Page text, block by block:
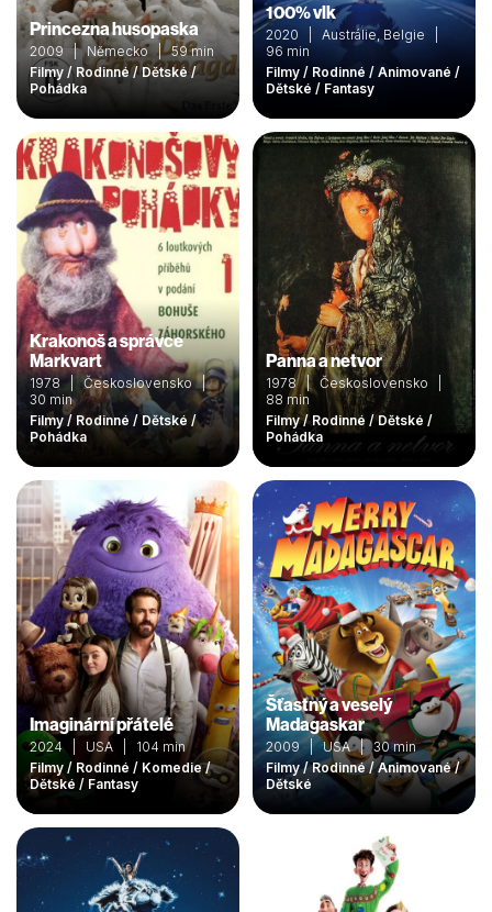
Princezna husopaska
2009 | Německo | 59 min
Filmy / Rodinné / Dětské /
Pohádka
100% vlk
2020 | Austrálie, Belgie |
96 min
Filmy / Rodinné / Animované /
Dětské / Fantasy
Krakonoš a správce
Markvart
1978 | Československo |
30 min
Filmy / Rodinné / Dětské /
Pohádka
Panna a netvor
1978 | Československo |
88 min
Filmy / Rodinné / Dětské /
Pohádka
Imaginární přátelé
2024 | USA | 104 min
Filmy / Rodinné / Komedie /
Dětské / Fantasy
Šťastný a veselý
Madagaskar
2009 | USA | 30 min
Filmy / Rodinné / Animované /
Dětské